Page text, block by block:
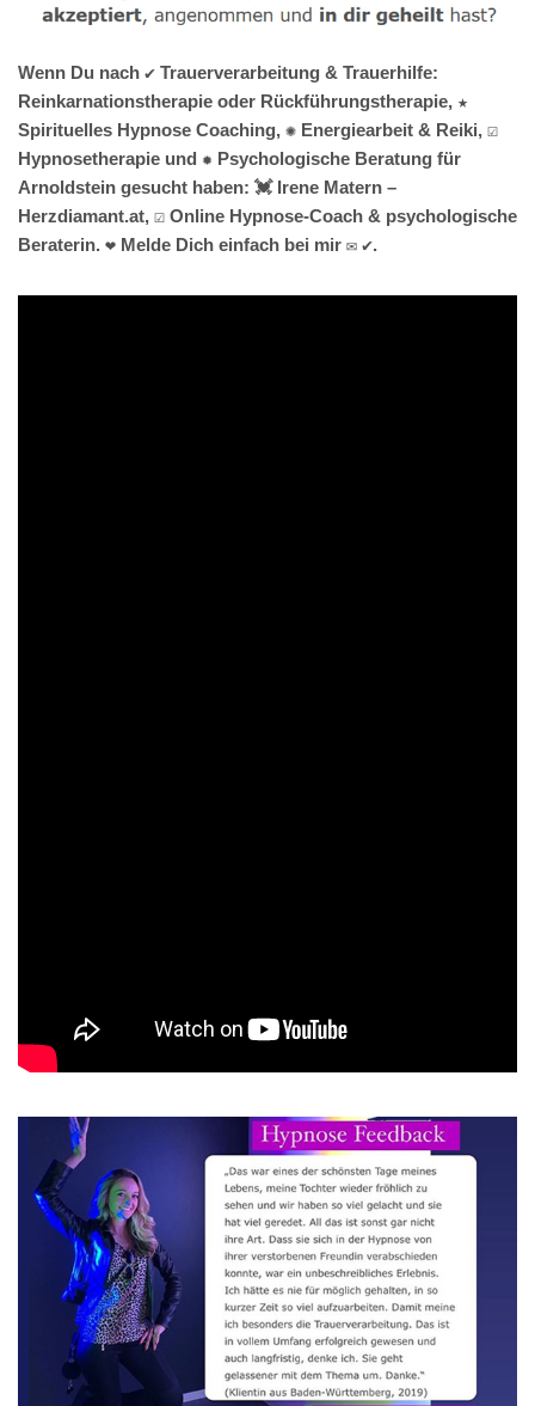
Wenn Du nach ✔️ Trauerverarbeitung & Trauerhilfe:
Reinkarnationstherapie oder Rückführungstherapie, ★
Spirituelles Hypnose Coaching, ✺ Energiearbeit & Reiki, ☑️
Hypnosetherapie und ✹ Psychologische Beratung für
Arnoldstein gesucht haben: 💓️ Irene Matern –
Herzdiamant.at, ☑️ Online Hypnose-Coach & psychologische
Beraterin. ❤ Melde Dich einfach bei mir ✉ ✔.